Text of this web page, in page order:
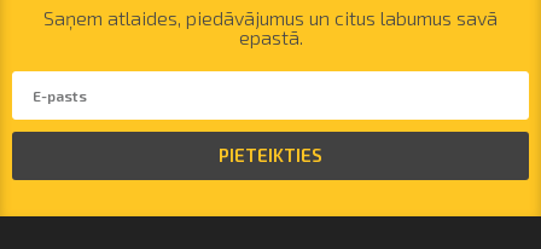
Saņem atlaides, piedāvājumus un citus labumus savā
epastā.
PIETEIKTIES